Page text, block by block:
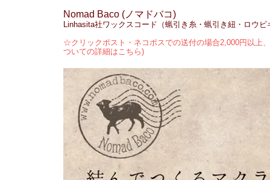
Nomad Baco (ノマドバコ)
Linhasita社ワックスコード（蝋引き糸・蝋引き紐・ロウ
☆クリックポスト・ネコポスでの送付の場合2,000円以上
ついての詳細はこちら)